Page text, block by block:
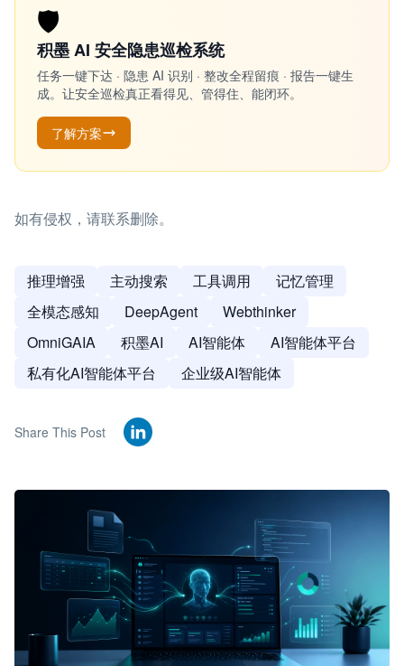
🛡️
积墨 AI 安全隐患巡检系统
任务一键下达 · 隐患 AI 识别 · 整改全程留痕 · 报告一键生
成。让安全巡检真正看得见、管得住、能闭环。
了解方案
如有侵权，请联系删除。
推理增强 主动搜索 工具调用
记忆管理
全模态感知
DeepAgent
Webthinker
OmniGAIA
积墨AI AI智能体
AI智能体平台
私有化AI智能体平台
企业级AI智能体
Share This Post